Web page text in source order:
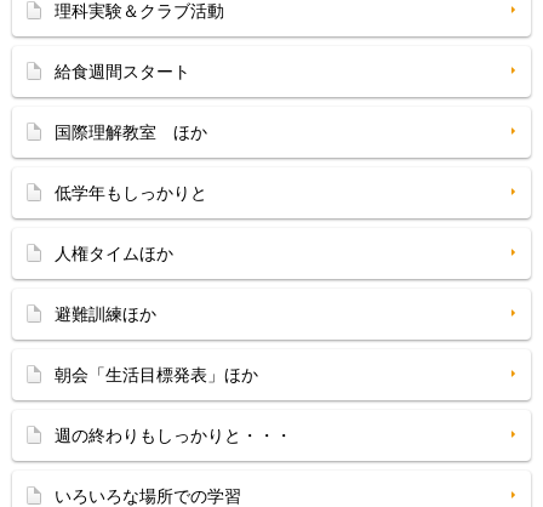
理科実験＆クラブ活動
給食週間スタート
国際理解教室 ほか
低学年もしっかりと
人権タイムほか
避難訓練ほか
朝会「生活目標発表」ほか
週の終わりもしっかりと・・・
いろいろな場所での学習